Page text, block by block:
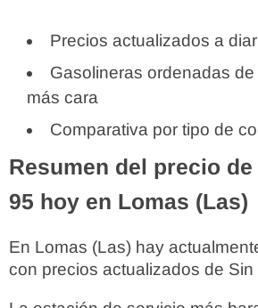
Precios actualizados a
Gasolineras ordenadas
más cara
Comparativa por tipo de
Resumen del precio
95 hoy en Lomas (Las)
En Lomas (Las) hay
con precios actualizados de Sin